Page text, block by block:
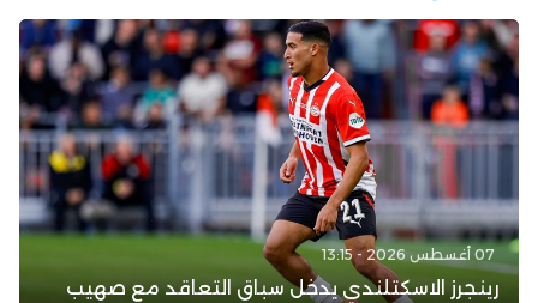
07 أغسطس 2026 - 13:15
رينجرز الاسكتلندي يدخل سباق التعاقد مع صهيب